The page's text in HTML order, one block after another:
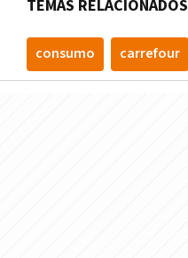
TEMAS RELACIONADOS
consumo carrefour